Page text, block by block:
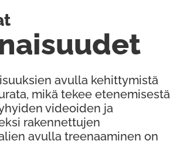
avulla kehittymistä
mikä tekee etenemisestä
videoiden ja
rakennettujen
avulla treenaaminen on